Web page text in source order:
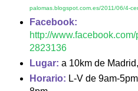
palomas.blogspot.com.es/2011/06/4-
Facebook:
http://
2823136
Lugar: a 10km de
Horario: L-V de 9am-